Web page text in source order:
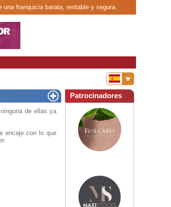
una franquicia barata, rentable y segura.
de ellas ya
encaje con lo que
Patrocinadores